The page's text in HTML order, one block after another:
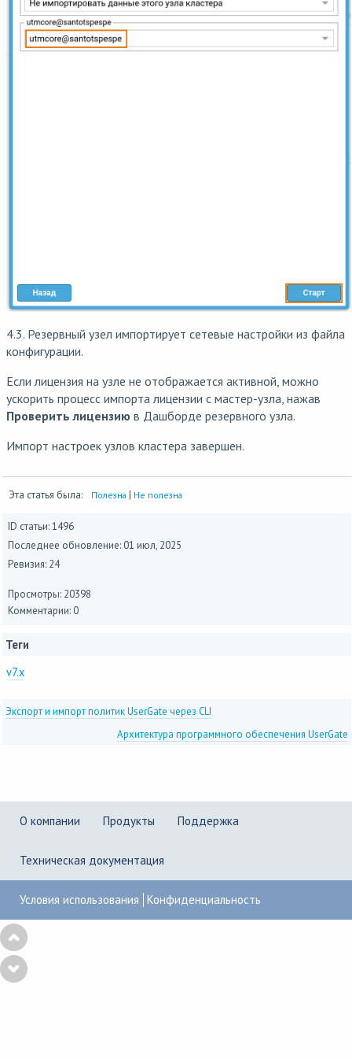
4.3. Резервный узел импортирует сетевые настройки из файла
конфигурации.
Если лицензия на узле не отображается активной, можно
ускорить процесс импорта лицензии с мастер-узла, нажав
Проверить лицензию в Дашборде резервного узла.
Импорт настроек узлов кластера завершен.
Эта статья была: Полезна | Не полезна
ID статьи: 1496
Последнее обновление: 01 июл, 2025
Ревизия: 24
Просмотры: 20398
Комментарии: 0
Теги
v7.x
Экспорт и импорт политик UserGate через CLI
Архитектура программного обеспечения UserGate
О компании Продукты Поддержка
Техническая документация
Условия использования Конфиденциальность